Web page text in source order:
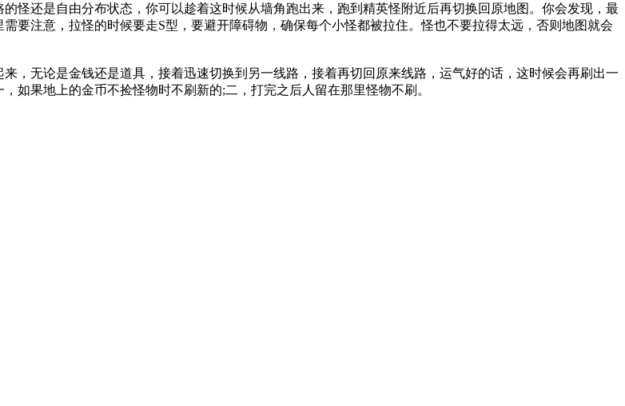
怪还是自由分布状态，你可以趁着这时候从墙角跑出来，跑到精英怪附近后再切换回原地图。你会发现，最
要注意，拉怪的时候要走S型，要避开障碍物，确保每个小怪都被拉住。怪也不要拉得太远，否则地图就会
，无论是金钱还是道具，接着迅速切换到另一线路，接着再切回原来线路，运气好的话，这时候会再刷出一
如果地上的金币不捡怪物时不刷新的;二，打完之后人留在那里怪物不刷。